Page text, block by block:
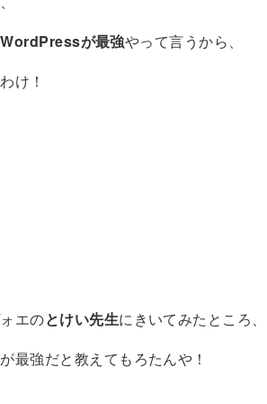
WordPressが最強やって言うから、
け！
エのとけい先生にきいてみたところ、
最強だと教えてもろたんや！